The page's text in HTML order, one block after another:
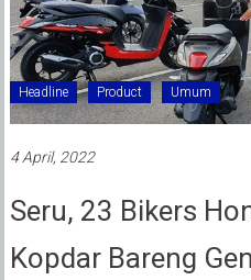
Headline Product Umum
4 April, 2022
Seru, 23 Bikers
Kopdar Bareng